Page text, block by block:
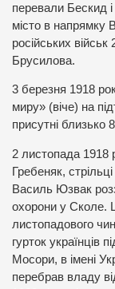
перевали Бескид
місто в напрямку
російських військ
Брусилова.
3 березня 1918
миру» (віче) на
присутні близько
2 листопада 1918
Гребеняк,
Василь Юзвак
охорони у Сколе.
листопадового
гурток українців
Мосори, в імені
перебрав владу